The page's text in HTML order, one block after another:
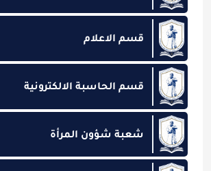
قسم الاعلام
قسم الحاسبة الالكترونية
شعبة شؤون المرأة